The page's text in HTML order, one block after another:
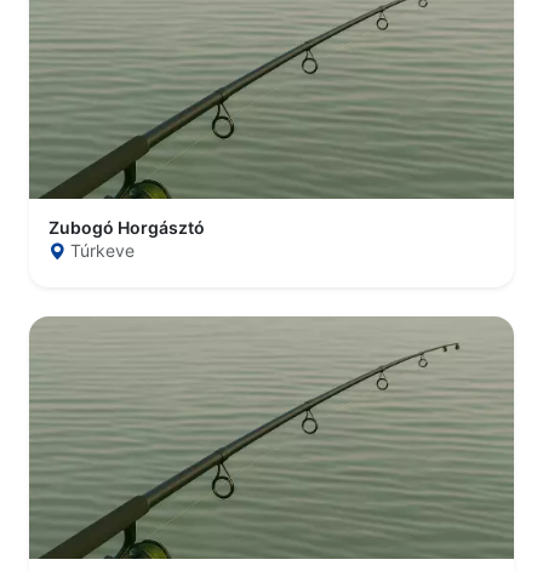
Zubogó Horgásztó
Túrkeve